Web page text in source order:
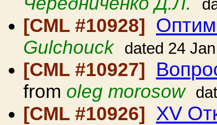
[CML #10928]
Gulchouck dated 24
[CML #10927]
from oleg morosow
[CML #10926] XV